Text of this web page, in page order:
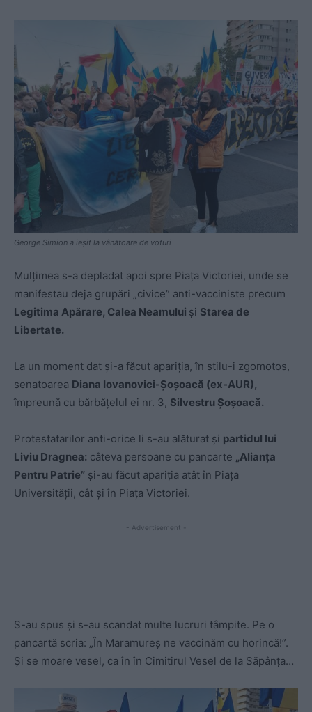
George Simion a ieșit la vânătoare de voturi
Mulțimea s-a depladat apoi spre Piața Victoriei, unde se
manifestau deja grupări „civice” anti-vacciniste precum
Legitima Apărare, Calea Neamului și Starea de
Libertate.
La un moment dat și-a făcut apariția, în stilu-i zgomotos,
senatoarea Diana Iovanovici-Șoșoacă (ex-AUR),
împreună cu bărbățelul ei nr. 3, Silvestru Șoșoacă.
Protestatarilor anti-orice li s-au alăturat și partidul lui
Liviu Dragnea: câteva persoane cu pancarte „Alianța
Pentru Patrie” și-au făcut apariția atât în Piața
Universității, cât și în Piața Victoriei.
- Advertisement -
S-au spus și s-au scandat multe lucruri tâmpite. Pe o
pancartă scria: „În Maramureș ne vaccinăm cu horincă!”.
Și se moare vesel, ca în în Cimitirul Vesel de la Săpânța…